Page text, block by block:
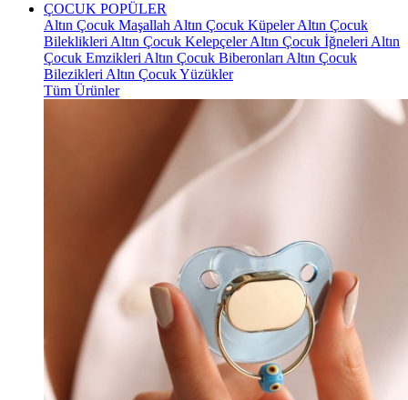
ÇOCUK POPÜLER
Altın Çocuk Maşallah Altın Çocuk KüpelerAltın Çocuk
Bileklikleri Altın Çocuk KelepçelerAltın Çocuk İğneleri Altın
Çocuk Emzikleri Altın Çocuk Biberonları Altın Çocuk
Bilezikleri Altın Çocuk Yüzükler
Tüm Ürünler